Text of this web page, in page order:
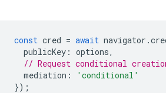
const cred = await navigator .
publicKey : options,
// Request conditional
mediation :
'conditional'
});